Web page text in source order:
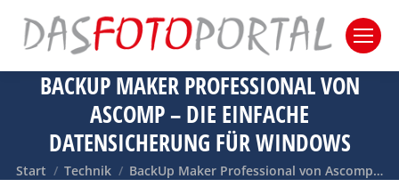
BACKUP MAKER PROFESSIONAL VON
ASCOMP – DIE EINFACHE
DATENSICHERUNG FÜR WINDOWS
Sie befinden sich hier:
Start Technik BackUp Maker Professional von Ascomp…